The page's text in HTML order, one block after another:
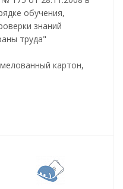
обучения,
знаний
труда"
картон,